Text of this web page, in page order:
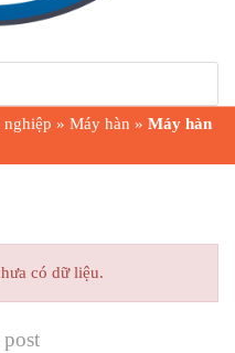
» Máy hàn » Máy hàn
có dữ liệu.